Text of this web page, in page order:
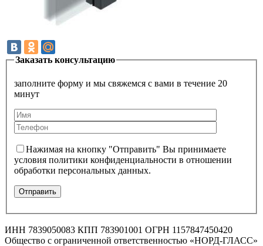
Заказать консультацию
заполните форму и мы свяжемся с вами в течение 20
минут
Нажимая на кнопку "Отправить" Вы принимаете
условия политики конфиденциальности в отношении
обработки персональных данных.
ИНН 7839050083 КПП 783901001 ОГРН 1157847450420
Общество с ограниченной ответственностью «НОРД-ГЛАСС»